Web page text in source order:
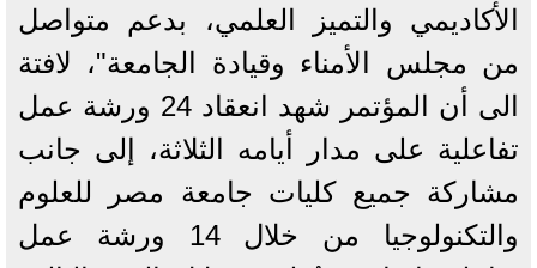
الأكاديمي والتميز العلمي، بدعم متواصل
من مجلس الأمناء وقيادة الجامعة"، لافتة
الى أن المؤتمر شهد انعقاد 24 ورشة عمل
تفاعلية على مدار أيامه الثلاثة، إلى جانب
مشاركة جميع كليات جامعة مصر للعلوم
والتكنولوجيا من خلال 14 ورشة عمل